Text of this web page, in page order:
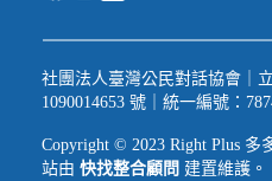
社團法人臺灣公民對話協會｜
1090014653 號｜統一編號：
Copyright © 2023 Right Plus
站由 快找整合顧問 建置維護。